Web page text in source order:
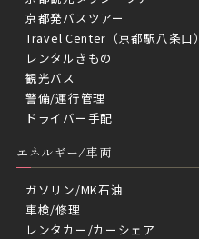
京都発バスツアー
Travel Center（京都駅八条口）
レンタルきもの
観光バス
警備/運行管理
ドライバー手配
エネルギー/車両
ガソリン/MK石油
車検/修理
レンタカー/カーシェア